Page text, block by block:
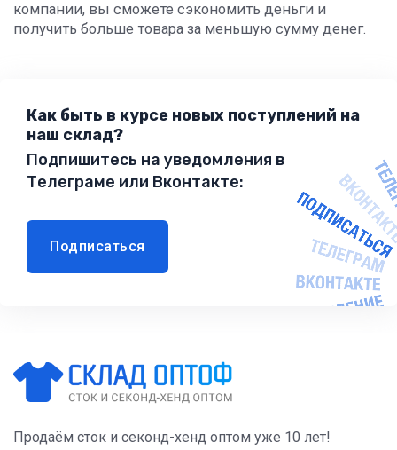
компании, вы сможете сэкономить деньги и
получить больше товара за меньшую сумму денег.
Как быть в курсе новых поступлений на
наш склад?
Подпишитесь на уведомления в
Телеграме или Вконтакте:
Подписаться
Продаём сток и секонд-хенд оптом уже 10 лет!